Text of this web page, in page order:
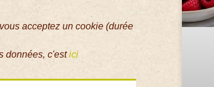
acceptez un cookie (durée
données, c'estici